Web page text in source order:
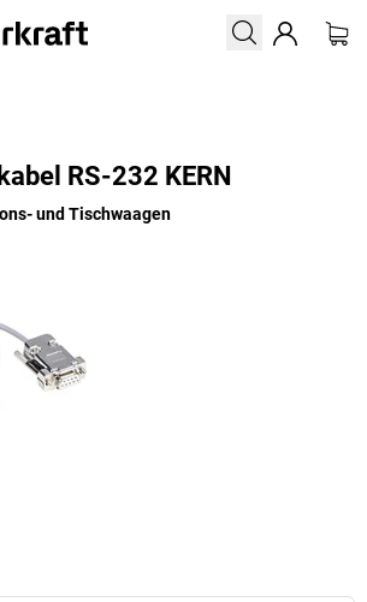
RS-232 KERN
und Tischwaagen